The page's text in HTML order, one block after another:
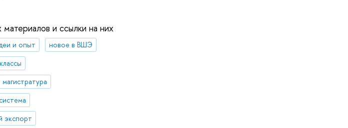
и ссылки на них
и опыт
новое в ВШЭ
магистратура
экспорт